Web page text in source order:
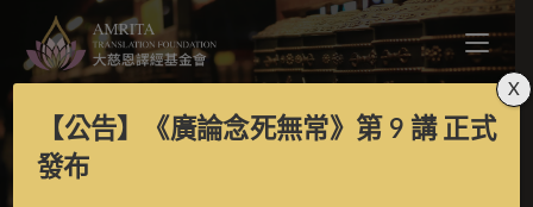
極白增上意樂提問
【公告】 《廣論念死無常》第 9 講正式
發布
X